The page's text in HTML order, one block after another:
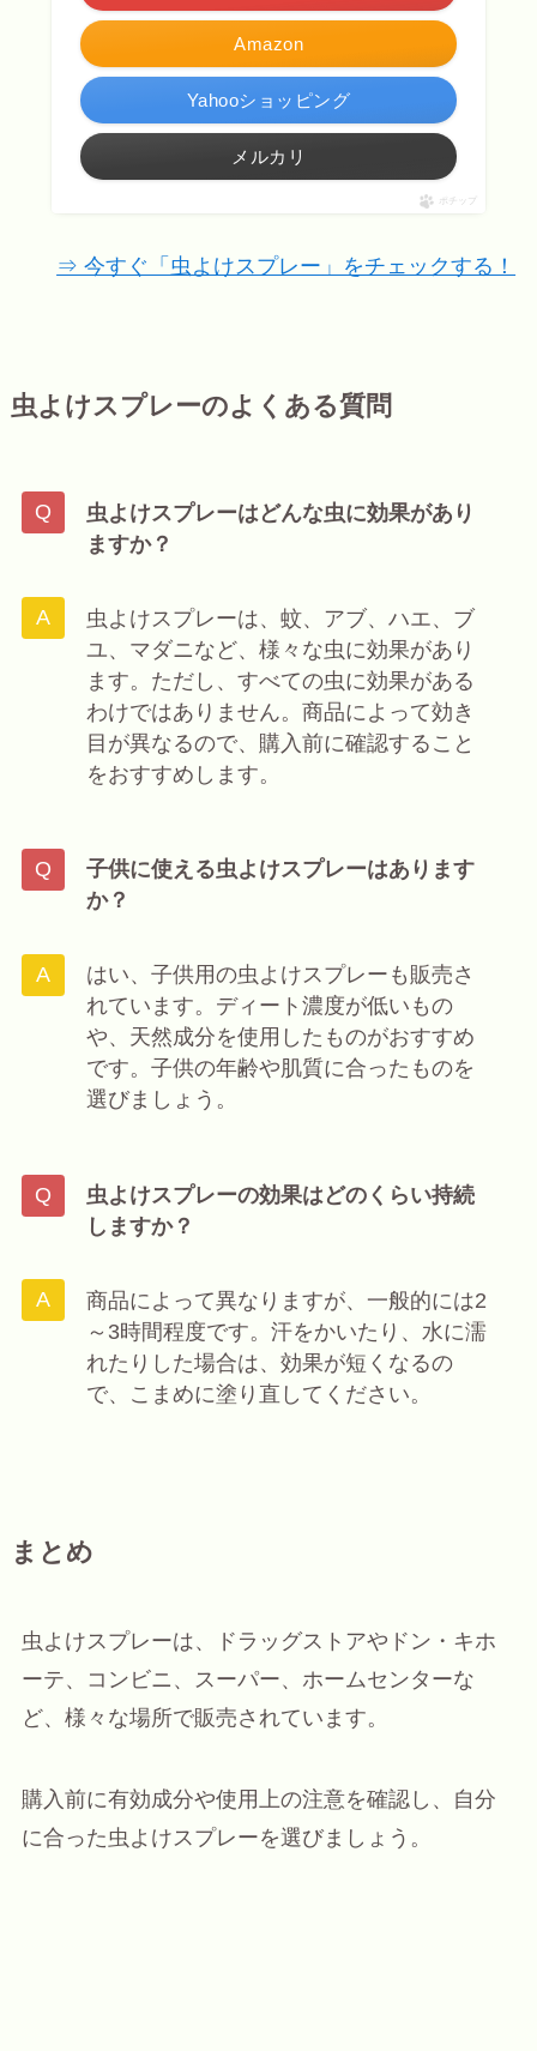
Amazon
Yahooショッピング
メルカリ
ポチップ
⇒ 今すぐ「虫よけスプレー」をチェックする！
虫よけスプレーのよくある質問
虫よけスプレーはどんな虫に効果があり
ますか？
虫よけスプレーは、蚊、アブ、ハエ、ブ
ユ、マダニなど、様々な虫に効果があり
ます。ただし、すべての虫に効果がある
わけではありません。商品によって効き
目が異なるので、購入前に確認すること
をおすすめします。
子供に使える虫よけスプレーはあります
か？
はい、子供用の虫よけスプレーも販売さ
れています。ディート濃度が低いもの
や、天然成分を使用したものがおすすめ
です。子供の年齢や肌質に合ったものを
選びましょう。
虫よけスプレーの効果はどのくらい持続
しますか？
商品によって異なりますが、一般的には2
～3時間程度です。汗をかいたり、水に濡
れたりした場合は、効果が短くなるの
で、こまめに塗り直してください。
まとめ
虫よけスプレーは、ドラッグストアやドン・キホ
ーテ、コンビニ、スーパー、ホームセンターな
ど、様々な場所で販売されています。
購入前に有効成分や使用上の注意を確認し、自分
に合った虫よけスプレーを選びましょう。